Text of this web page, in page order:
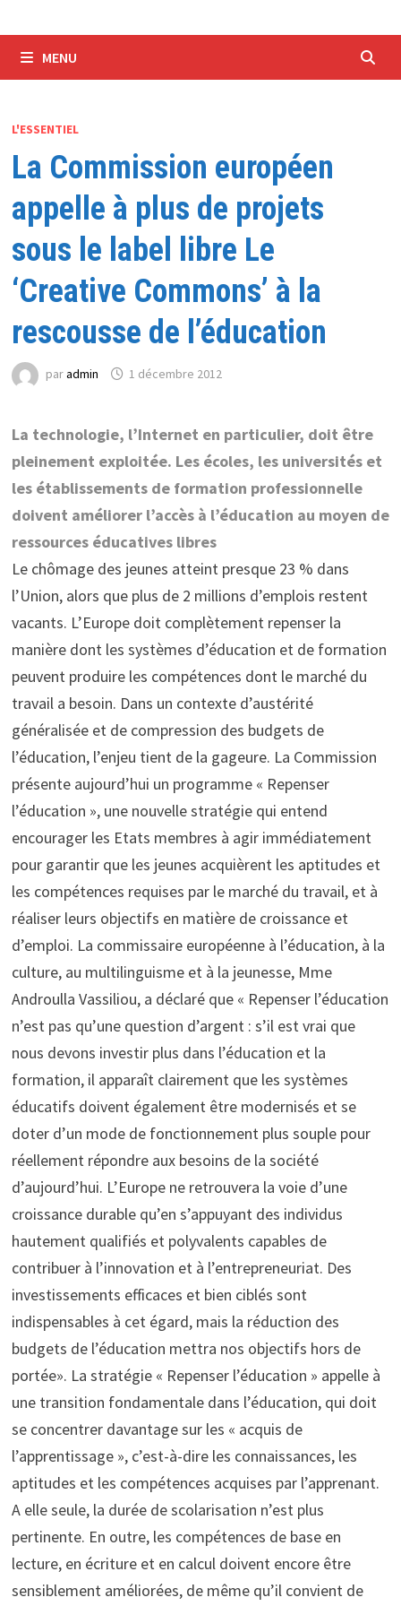
MENU
L'ESSENTIEL
La Commission européen
appelle à plus de projets
sous le label libre Le
‘Creative Commons’ à la
rescousse de l’éducation
paradmin 1 décembre 2012
La technologie, l’Internet en particulier, doit être
pleinement exploitée. Les écoles, les universités et
les établissements de formation professionnelle
doivent améliorer l’accès à l’éducation au moyen de
ressources éducatives libres
Le chômage des jeunes atteint presque 23 % dans
l’Union, alors que plus de 2 millions d’emplois restent
vacants. L’Europe doit complètement repenser la
manière dont les systèmes d’éducation et de formation
peuvent produire les compétences dont le marché du
travail a besoin. Dans un contexte d’austérité
généralisée et de compression des budgets de
l’éducation, l’enjeu tient de la gageure. La Commission
présente aujourd’hui un programme « Repenser
l’éducation », une nouvelle stratégie qui entend
encourager les Etats membres à agir immédiatement
pour garantir que les jeunes acquièrent les aptitudes et
les compétences requises par le marché du travail, et à
réaliser leurs objectifs en matière de croissance et
d’emploi. La commissaire européenne à l’éducation, à la
culture, au multilinguisme et à la jeunesse, Mme
Androulla Vassiliou, a déclaré que « Repenser l’éducation
n’est pas qu’une question d’argent : s’il est vrai que
nous devons investir plus dans l’éducation et la
formation, il apparaît clairement que les systèmes
éducatifs doivent également être modernisés et se
doter d’un mode de fonctionnement plus souple pour
réellement répondre aux besoins de la société
d’aujourd’hui. L’Europe ne retrouvera la voie d’une
croissance durable qu’en s’appuyant des individus
hautement qualifiés et polyvalents capables de
contribuer à l’innovation et à l’entrepreneuriat. Des
investissements efficaces et bien ciblés sont
indispensables à cet égard, mais la réduction des
budgets de l’éducation mettra nos objectifs hors de
portée». La stratégie « Repenser l’éducation » appelle à
une transition fondamentale dans l’éducation, qui doit
se concentrer davantage sur les « acquis de
l’apprentissage », c’est-à-dire les connaissances, les
aptitudes et les compétences acquises par l’apprenant.
A elle seule, la durée de scolarisation n’est plus
pertinente. En outre, les compétences de base en
lecture, en écriture et en calcul doivent encore être
sensiblement améliorées, de même qu’il convient de